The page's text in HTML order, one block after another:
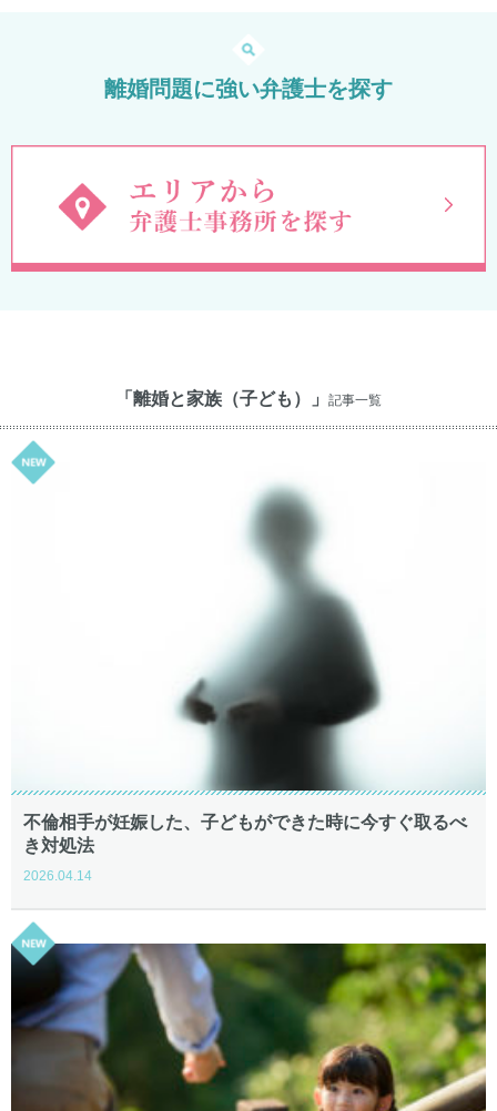
離婚問題に強い弁護士を探す
「離婚と家族（子ども）」 記事一覧
不倫相手が妊娠した、子どもができた時に今すぐ取るべ
き対処法
2026.04.14